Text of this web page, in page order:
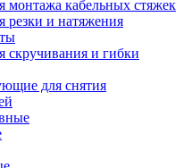
монтажа кабельных стяжек
резки и натяжения
скручивания и гибки
для снятия